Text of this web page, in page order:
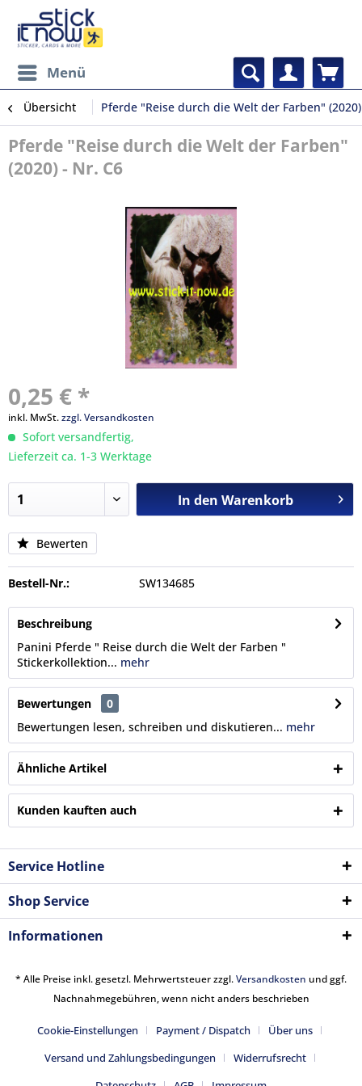
Menü
Übersicht Pferde "Reise durch die Welt der Farben" (2020)
Pferde "Reise durch die Welt der Farben"
(2020) - Nr. C6
0,25 € *
inkl. MwSt.zzgl. Versandkosten
Sofort versandfertig,
Lieferzeit ca. 1-3 Werktage
In den Warenkorb
Bewerten
Bestell-Nr.: SW134685
Beschreibung
Panini Pferde " Reise durch die Welt der Farben "
Stickerkollektion... mehr
Bewertungen
0
Bewertungen lesen, schreiben und diskutieren... mehr
Ähnliche Artikel
Kunden kauften auch
Service Hotline
Shop Service
Informationen
* Alle Preise inkl. gesetzl. Mehrwertsteuer zzgl.Versandkosten und ggf.
Nachnahmegebühren, wenn nicht anders beschrieben
Cookie-Einstellungen Payment / Dispatch
Über uns
Versand und Zahlungsbedingungen
Widerrufsrecht